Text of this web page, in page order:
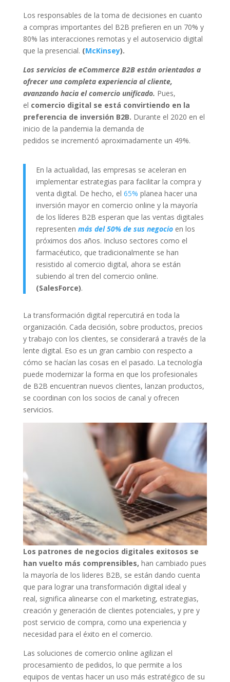
Los responsables de la toma de decisiones en cuanto
a compras importantes del B2B prefieren en un 70% y
80% las interacciones remotas y el autoservicio digital
que la presencial. (McKinsey).
Los servicios de eCommerce B2B están orientados a
ofrecer una completa experiencia al cliente,
avanzando hacia el comercio unificado. Pues,
el comercio digital se está convirtiendo en la
preferencia de inversión B2B. Durante el 2020 en el
inicio de la pandemia la demanda de
pedidos se incrementó aproximadamente un 49%.
En la actualidad, las empresas se aceleran en
implementar estrategias para facilitar la compra y
venta digital. De hecho, el 65% planea hacer una
inversión mayor en comercio online y la mayoría
de los líderes B2B esperan que las ventas digitales
representen más del 50% de sus negocio en los
próximos dos años. Incluso sectores como el
farmacéutico, que tradicionalmente se han
resistido al comercio digital, ahora se están
subiendo al tren del comercio online.
(SalesForce).
La transformación digital repercutirá en toda la
organización. Cada decisión, sobre productos, precios
y trabajo con los clientes, se considerará a través de la
lente digital. Eso es un gran cambio con respecto a
cómo se hacían las cosas en el pasado. La tecnología
puede modernizar la forma en que los profesionales
de B2B encuentran nuevos clientes, lanzan productos,
se coordinan con los socios de canal y ofrecen
servicios.
Los patrones de negocios digitales exitosos se
han vuelto más comprensibles, han cambiado pues
la mayoría de los lideres B2B, se están dando cuenta
que para lograr una transformación digital ideal y
real, significa alinearse con el marketing, estrategias,
creación y generación de clientes potenciales, y pre y
post servicio de compra, como una experiencia y
necesidad para el éxito en el comercio.
Las soluciones de comercio online agilizan el
procesamiento de pedidos, lo que permite a los
equipos de ventas hacer un uso más estratégico de su